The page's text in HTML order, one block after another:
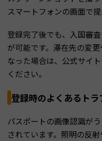
スマートフォンの画面で提
登録完了後でも、入国審
が可能です。滞在先の変
なった場合は、公式サイ
ください。
登録時のよくあるト
パスポートの画像認識が
されています。照明の反